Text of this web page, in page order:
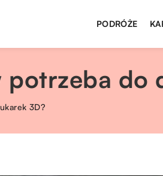
PODRÓŻE
potrzeba do
3D?